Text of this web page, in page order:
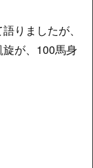
りましたが、
が、100馬身